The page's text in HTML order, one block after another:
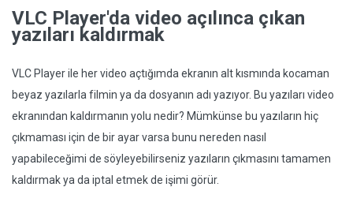
VLC Player'da video açılınca çıkan
yazıları kaldırmak
VLC Player ile her video açtığımda ekranın alt kısmında kocaman
beyaz yazılarla filmin ya da dosyanın adı yazıyor. Bu yazıları video
ekranından kaldırmanın yolu nedir? Mümkünse bu yazıların hiç
çıkmaması için de bir ayar varsa bunu nereden nasıl
yapabileceğimi de söyleyebilirseniz yazıların çıkmasını tamamen
kaldırmak ya da iptal etmek de işimi görür.